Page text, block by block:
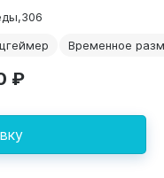
Временное
₽